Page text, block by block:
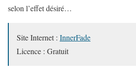
selon l’effet désiré…
Site Internet : InnerFade
Licence : Gratuit